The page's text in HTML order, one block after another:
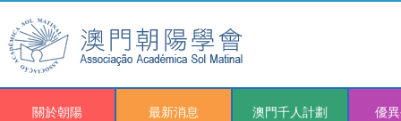
關於朝陽 最新消息 澳門千人計劃 優